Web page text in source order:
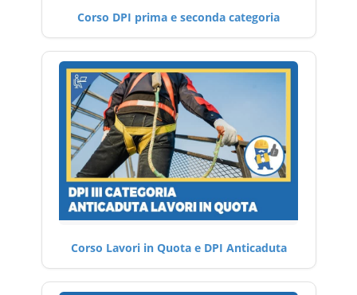
Corso DPI prima e seconda categoria
Corso Lavori in Quota e DPI Anticaduta